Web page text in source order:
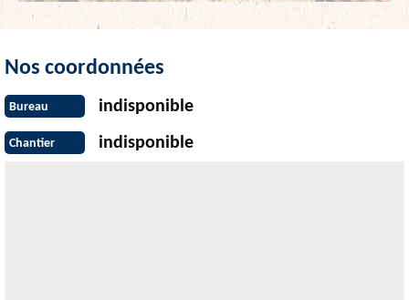
Nos coordonnées
Bureau indisponible
Chantier indisponible